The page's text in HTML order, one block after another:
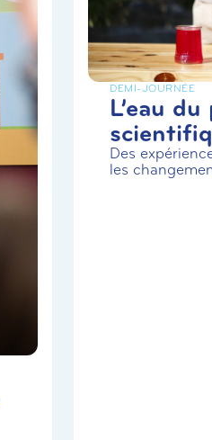
DEMI-JOURNÉE
L’eau
Des
les